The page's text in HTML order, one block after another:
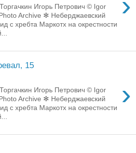
Игорь Петрович © Igor
Archive ✻ Неберджаевский
с хребта Маркотх на окрестности
15
›
Игорь Петрович © Igor
Archive ✻ Неберджаевский
с хребта Маркотх на окрестности